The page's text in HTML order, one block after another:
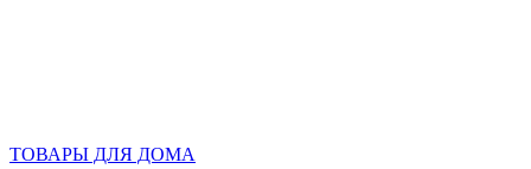
ТОВАРЫ ДЛЯ ДОМА